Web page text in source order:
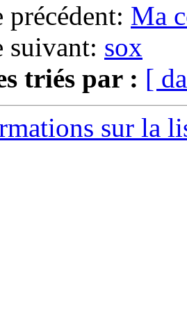
précédent: Ma
suivant: sox
triés par : [
sur la